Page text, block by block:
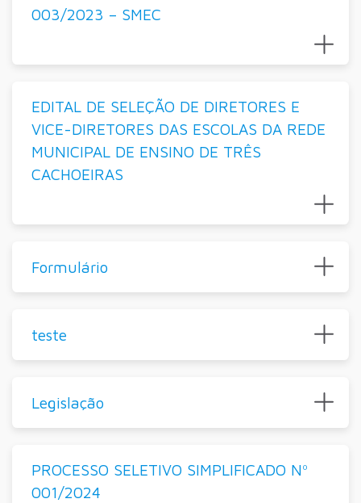
003/2023 – SMEC
EDITAL DE SELEÇÃO DE DIRETORES E
VICE-DIRETORES DAS ESCOLAS DA REDE
MUNICIPAL DE ENSINO DE TRÊS
CACHOEIRAS
Formulário
teste
Legislação
PROCESSO SELETIVO SIMPLIFICADO Nº
001/2024